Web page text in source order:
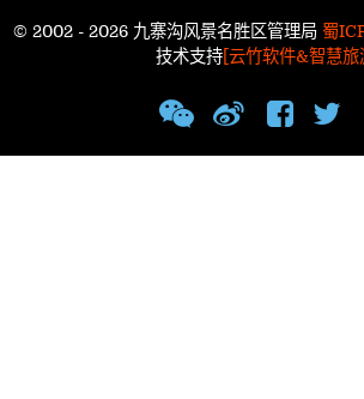
© 2002 - 2026 九寨沟风景名胜区管理局 蜀
技术支持[云竹软件&智慧旅